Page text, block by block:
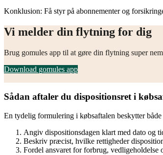
Konklusion: Få styr på abonnementer og
Vi melder din flytning for dig
Brug gomules app til at gøre din flytning super
Download gomules app
Sådan aftaler du dispositionsret i
En tydelig formulering i købsaftalen beskytter
Angiv dispositionsdagen klart med dato og
Beskriv præcist, hvilke rettigheder
Fordel ansvaret for forbrug, vedligeholdelse